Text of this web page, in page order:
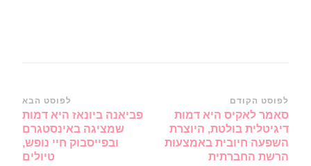
ניווט
ברשומות
לפוסט הקודם
סאמר לאקיס היא דמות
דיגיטלית בולטת, היוצרת
השפעה חיובית באמצעות
הרשת החברתית
לפוסט הבא
פביאנה ביונאז היא דמות
שמציגה באינסטגרם
ובפייסבוק חיי נופש,
טיולים